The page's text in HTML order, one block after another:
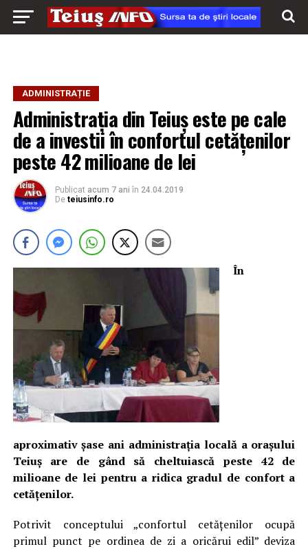
ADMINISTRAȚIE
Administrația din Teiuș este pe cale
de a investii în confortul cetățenilor
peste 42 milioane de lei
Publicat acum 7 ani în 24.04.2019
De teiusinfo.ro
În
aproximativ șase ani administrația locală a orașului
Teiuș are de gând să cheltuiască peste 42 de
milioane de lei pentru a ridica gradul de confort a
cetățenilor.
Potrivit conceptului „confortul cetățenilor ocupă
primul punct pe ordinea de zi a oricărui edil” deviza